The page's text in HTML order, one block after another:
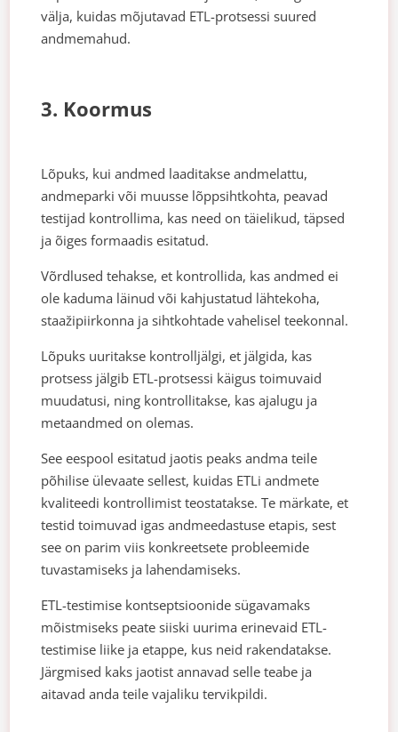
välja, kuidas mõjutavad ETL-protsessi suured
andmemahud.
3. Koormus
Lõpuks, kui andmed laaditakse andmelattu,
andmeparki või muusse lõppsihtkohta, peavad
testijad kontrollima, kas need on täielikud, täpsed
ja õiges formaadis esitatud.
Võrdlused tehakse, et kontrollida, kas andmed ei
ole kaduma läinud või kahjustatud lähtekoha,
staažipiirkonna ja sihtkohtade vahelisel teekonnal.
Lõpuks uuritakse kontrolljälgi, et jälgida, kas
protsess jälgib ETL-protsessi käigus toimuvaid
muudatusi, ning kontrollitakse, kas ajalugu ja
metaandmed on olemas.
See eespool esitatud jaotis peaks andma teile
põhilise ülevaate sellest, kuidas ETLi andmete
kvaliteedi kontrollimist teostatakse. Te märkate, et
testid toimuvad igas andmeedastuse etapis, sest
see on parim viis konkreetsete probleemide
tuvastamiseks ja lahendamiseks.
ETL-testimise kontseptsioonide sügavamaks
mõistmiseks peate siiski uurima erinevaid ETL-
testimise liike ja etappe, kus neid rakendatakse.
Järgmised kaks jaotist annavad selle teabe ja
aitavad anda teile vajaliku tervikpildi.